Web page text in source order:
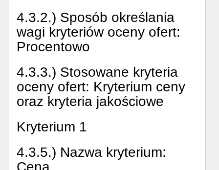
4.3.2.) Sposób określania
wagi kryteriów oceny ofert:
Procentowo
4.3.3.) Stosowane kryteria
oceny ofert: Kryterium ceny
oraz kryteria jakościowe
Kryterium 1
4.3.5.) Nazwa kryterium:
Cena